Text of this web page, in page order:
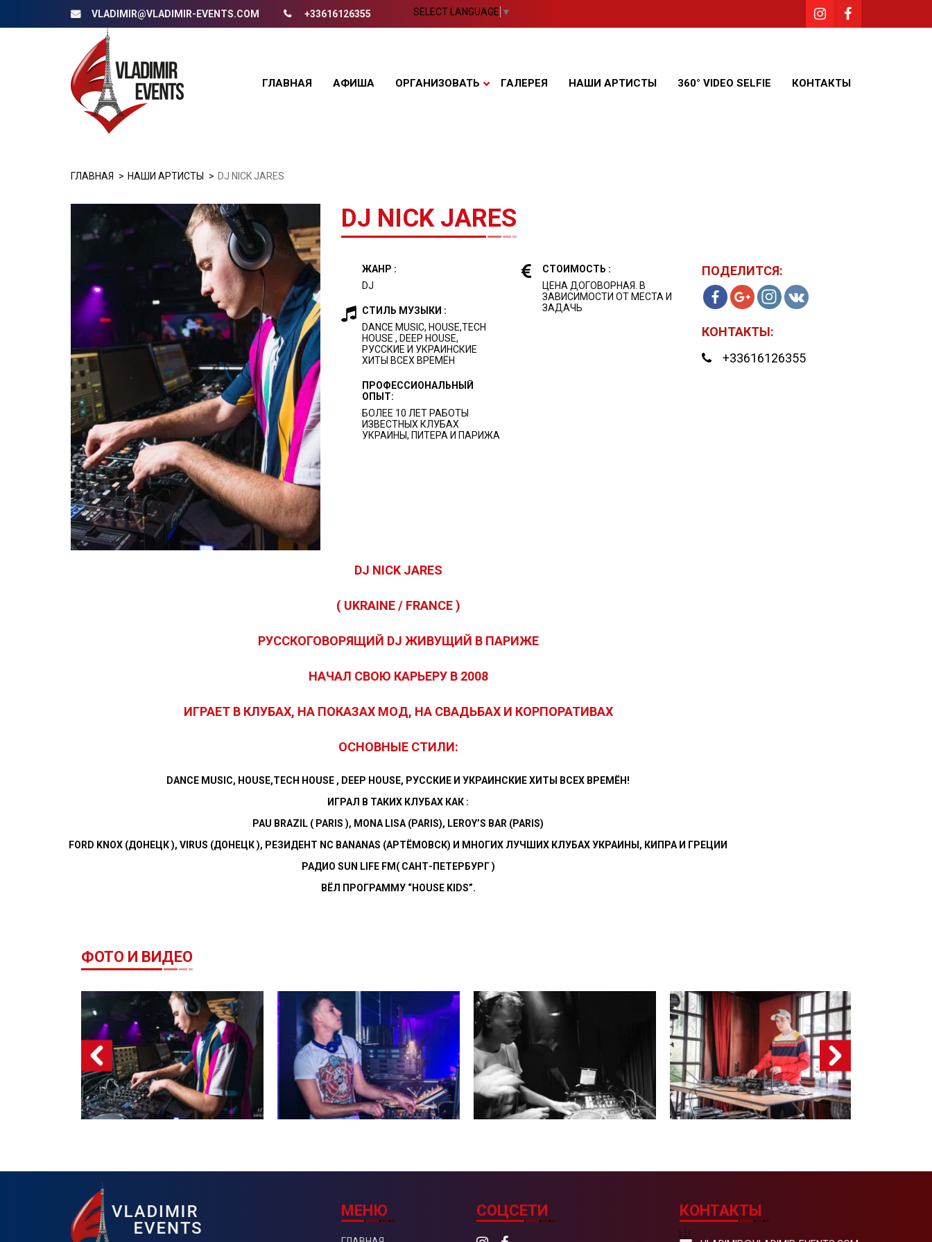
VLADIMIR@VLADIMIR-EVENTS.COM +33616126355 SELECT LANGUAGE ▼
ГЛАВНАЯ АФИША ОРГАНИЗОВАТЬ ГАЛЕРЕЯ НАШИ АРТИСТЫ 360° VIDEO SELFIE КОНТАКТЫ
ГЛАВНАЯ НАШИ АРТИСТЫ DJ NICK JARES
DJ NICK JARES
ЖАНР :
DJ
СТИЛЬ МУЗЫКИ :
DANCE MUSIC, HOUSE,TECH
HOUSE , DEEP HOUSE,
РУССКИЕ И УКРАИНСКИЕ
ХИТЫ ВСЕХ ВРЕМЁН
ПРОФЕССИОНАЛЬНЫЙ
ОПЫТ:
БОЛЕЕ 10 ЛЕТ РАБОТЫ
ИЗВЕСТНЫХ КЛУБАХ
УКРАИНЫ, ПИТЕРА И ПАРИЖА
СТОИМОСТЬ :
ЦЕНА ДОГОВОРНАЯ. В
ЗАВИСИМОСТИ ОТ МЕСТА И
ЗАДАЧЬ
ПОДЕЛИТСЯ:
КОНТАКТЫ:
+33616126355
DJ NICK JARES
( UKRAINE / FRANCE )
РУССКОГОВОРЯЩИЙ DJ ЖИВУЩИЙ В ПАРИЖЕ
НАЧАЛ СВОЮ КАРЬЕРУ В 2008
ИГРАЕТ В КЛУБАХ, НА ПОКАЗАХ МОД, НА СВАДЬБАХ И КОРПОРАТИВАХ
ОСНОВНЫЕ СТИЛИ:
DANCE MUSIC, HOUSE,TECH HOUSE , DEEP HOUSE, РУССКИЕ И УКРАИНСКИЕ ХИТЫ ВСЕХ ВРЕМЁН!
ИГРАЛ В ТАКИХ КЛУБАХ КАК :
PAU BRAZIL ( PARIS ), MONA LISA (PARIS), LEROY’S BAR (PARIS)
FORD KNOX (ДОНЕЦК ), VIRUS (ДОНЕЦК ), РЕЗИДЕНТ NC BANANAS (АРТЁМОВСК) И МНОГИХ ЛУЧШИХ КЛУБАХ УКРАИНЫ, КИПРА И ГРЕЦИИ
РАДИО SUN LIFE FM( САНТ-ПЕТЕРБУРГ )
ВЁЛ ПРОГРАММУ “H OUSE KIDS”.
ФОТО И ВИДЕО
Next
МЕНЮ СОЦСЕТИ КОНТАКТЫ